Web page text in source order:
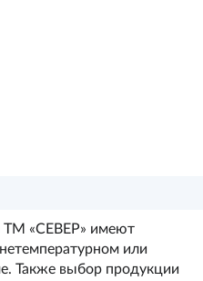
ТМ «СЕВЕР» имеют
или
Также выбор продукции